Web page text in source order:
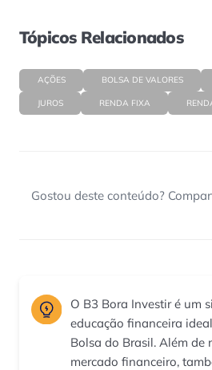
Tópicos Relacionados
AÇÕES BOLSA DE VALORES
JUROS RENDA FIXA
Gostou deste conteúdo?
O B3 Bora Investir é um
educação financeira
Bolsa do Brasil. Além de
mercado financeiro,